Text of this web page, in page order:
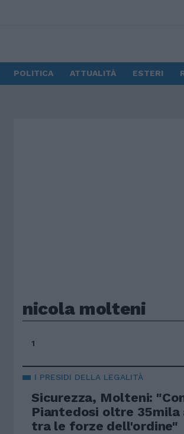
POLITICA ATTUALITÀ ESTERI
nicola molteni
1
I PRESIDI DELLA LEGALITÀ
Sicurezza, Molteni:
Piantedosi oltre 35mila
tra le forze dell'ordine"